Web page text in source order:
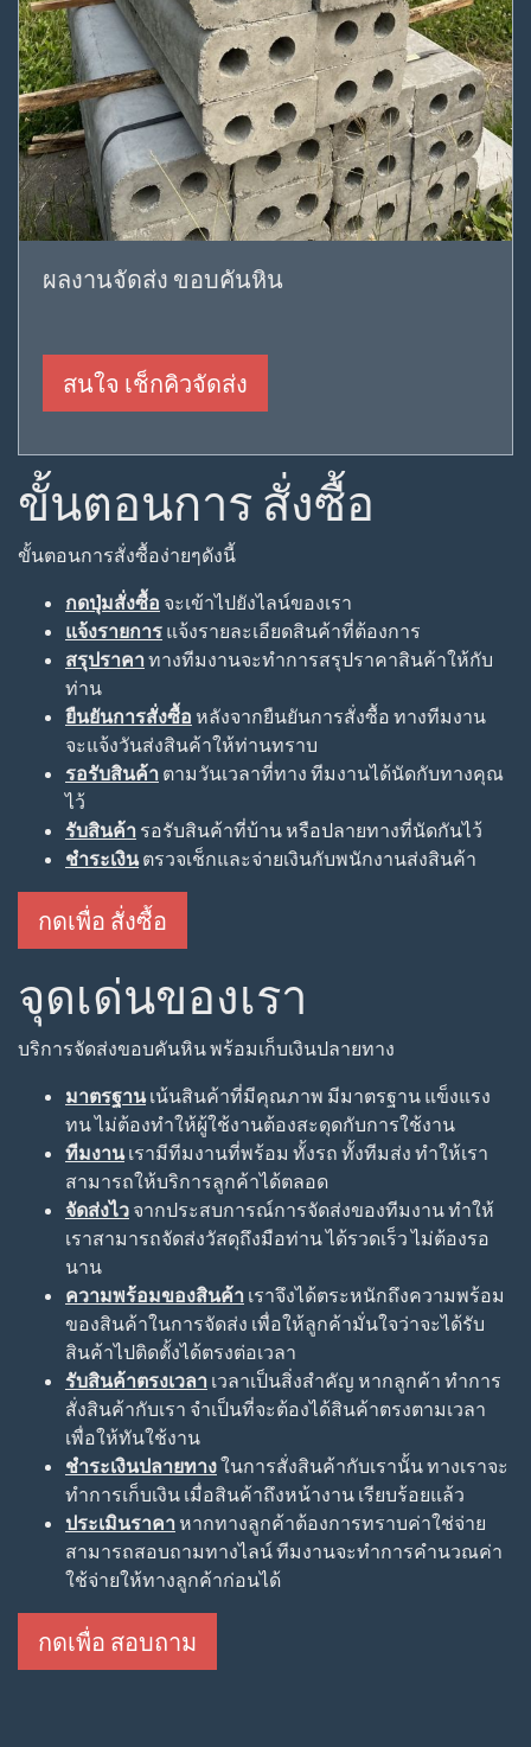
ผลงานจัดส่ง ขอบคันหิน
สนใจ เช็กคิวจัดส่ง
ขั้นตอนการ สั่งซื้อ
ขั้นตอนการสั่งซื้อง่ายๆดังนี้
กดปุ่มสั่งซื้อ จะเข้าไปยังไลน์ของเรา
แจ้งรายการ แจ้งรายละเอียดสินค้าที่ต้องการ
สรุปราคา ทางทีมงานจะทำการสรุปราคาสินค้าให้กับ
ท่าน
ยืนยันการสั่งซื้อ หลังจากยืนยันการสั่งซื้อ ทางทีมงาน
จะแจ้งวันส่งสินค้าให้ท่านทราบ
รอรับสินค้า ตามวันเวลาที่ทาง ทีมงานได้นัดกับทางคุณ
ไว้
รับสินค้า รอรับสินค้าที่บ้าน หรือปลายทางที่นัดกันไว้
ชำระเงินตรวจเช็กและจ่ายเงินกับพนักงานส่งสินค้า
กดเพื่อ สั่งซื้อ
จุดเด่นของเรา
บริการจัดส่งขอบคันหิน พร้อมเก็บเงินปลายทาง
มาตรฐานเน้นสินค้าที่มีคุณภาพ มีมาตรฐาน แข็งแรง
ทน ไม่ต้องทำให้ผู้ใช้งานต้องสะดุดกับการใช้งาน
ทีมงานเรามีทีมงานที่พร้อม ทั้งรถ ทั้งทีมส่ง ทำให้เรา
สามารถให้บริการลูกค้าได้ตลอด
จัดส่งไว จากประสบการณ์การจัดส่งของทีมงาน ทำให้
เราสามารถจัดส่งวัสดุถึงมือท่าน ได้รวดเร็ว ไม่ต้องรอ
นาน
ความพร้อมของสินค้า เราจึงได้ตระหนักถึงความพร้อม
ของสินค้าในการจัดส่ง เพื่อให้ลูกค้ามั่นใจว่าจะได้รับ
สินค้าไปติดตั้งได้ตรงต่อเวลา
รับสินค้าตรงเวลา เวลาเป็นสิ่งสำคัญ หากลูกค้า ทำการ
สั่งสินค้ากับเรา จำเป็นที่จะต้องได้สินค้าตรงตามเวลา
เพื่อให้ทันใช้งาน
ชำระเงินปลายทางในการสั่งสินค้ากับเรานั้น ทางเราจะ
ทำการเก็บเงิน เมื่อสินค้าถึงหน้างาน เรียบร้อยแล้ว
ประเมินราคา หากทางลูกค้าต้องการทราบค่าใช่จ่าย
สามารถสอบถามทางไลน์ ทีมงานจะทำการคำนวณค่า
ใช้จ่ายให้ทางลูกค้าก่อนได้
กดเพื่อ สอบถาม